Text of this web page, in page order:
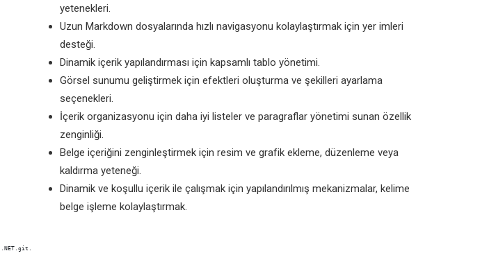
yetenekleri.
Uzun Markdown dosyalarında hızlı navigasyonu kolaylaştırmak için yer imleri
desteği.
Dinamik içerik yapılandırması için kapsamlı tablo yönetimi.
Görsel sunumu geliştirmek için efektleri oluşturma ve şekilleri ayarlama
seçenekleri.
İçerik organizasyonu için daha iyi listeler ve paragraflar yönetimi sunan özellik
zenginliği.
Belge içeriğini zenginleştirmek için resim ve grafik ekleme, düzenleme veya
kaldırma yeteneği.
Dinamik ve koşullu içerik ile çalışmak için yapılandırılmış mekanizmalar, kelime
belge işleme kolaylaştırmak.